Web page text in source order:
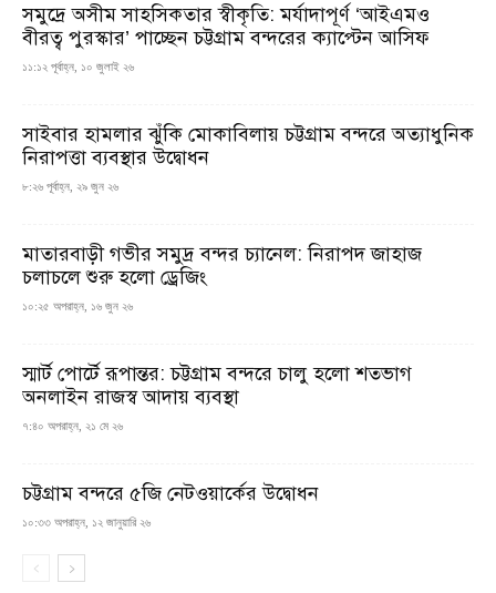
সমুদ্রে অসীম সাহসিকতার স্বীকৃতি: মর্যাদাপূর্ণ ‘আইএমও
বীরত্ব পুরস্কার’ পাচ্ছেন চট্টগ্রাম বন্দরের ক্যাপ্টেন আসিফ
১১:১২ পূর্বাহ্ন, ১০ জুলাই ২৬
সাইবার হামলার ঝুঁকি মোকাবিলায় চট্টগ্রাম বন্দরে অত্যাধুনিক
নিরাপত্তা ব্যবস্থার উদ্বোধন
৮:২৬ পূর্বাহ্ন, ২৯ জুন ২৬
মাতারবাড়ী গভীর সমুদ্র বন্দর চ্যানেল: নিরাপদ জাহাজ
চলাচলে শুরু হলো ড্রেজিং
১০:২৫ অপরাহ্ন, ১৬ জুন ২৬
স্মার্ট পোর্টে রূপান্তর: চট্টগ্রাম বন্দরে চালু হলো শতভাগ
অনলাইন রাজস্ব আদায় ব্যবস্থা
৭:৪০ অপরাহ্ন, ২১ মে ২৬
চট্টগ্রাম বন্দরে ৫জি নেটওয়ার্কের উদ্বোধন
১০:৩৩ অপরাহ্ন, ১২ জানুয়ারি ২৬